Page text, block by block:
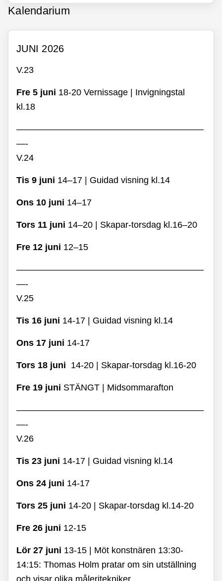
Kalendarium
JUNI 2026
V.23
Fre 5 juni 18-20 Vernissage | Invigningstal
kl.18
—————————————————————
—-
V.24
Tis 9 juni 14–17 | Guidad visning kl.14
Ons 10 juni 14–17
Tors 11 juni 14–20 | Skapar-torsdag kl.16–20
Fre 12 juni 12–15
—————————————————————
—-
V.25
Tis 16 juni 14-17 | Guidad visning kl.14
Ons 17 juni 14-17
Tors 18 juni 14-20 | Skapar-torsdag kl.16-20
Fre 19 juni STÄNGT | Midsommarafton
—————————————————————
—-
V.26
Tis 23 juni 14-17 | Guidad visning kl.14
Ons 24 juni 14-17
Tors 25 juni 14-20 | Skapar-torsdag kl.14-20
Fre 26 juni 12-15
Lör 27 juni 13-15 | Möt konstnären 13:30-
14:15: Thomas Holm pratar om sin utställning
och visar olika måleritekniker